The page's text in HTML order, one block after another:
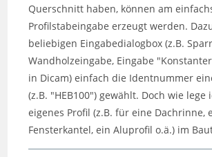
Querschnitt haben, können am
Profilstabeingabe erzeugt werden.
beliebigen Eingabedialogbox (z.B.
Wandholzeingabe, Eingabe
in Dicam) einfach die Identnummer
(z.B. "HEB100") gewählt. Doch wie lege
eigenes Profil (z.B. für eine Dachrinne,
Fensterkantel, ein Aluprofil o.ä.) im